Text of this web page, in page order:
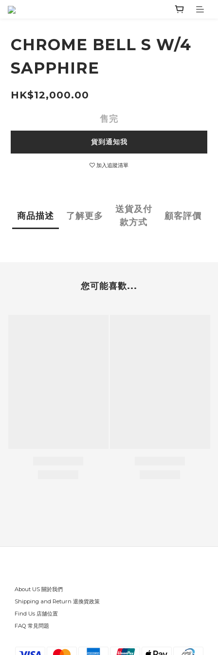
CHROME BELL S W/4
SAPPHIRE
HK$12,000.00
售完
貨到通知我
加入追蹤清單
商品描述 了解更多
送貨及付
款方式
顧客評價
您可能喜歡...
About US 關於我們
Shipping and Return 退換貨政策
Find Us 店舖位置
FAQ 常見問題